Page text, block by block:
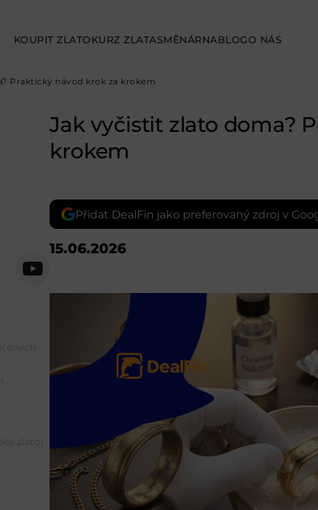
KOUPIT ZLATOKURZ ZLATASMĚNÁRNABLOGO NÁS
Praktický návod krok za krokem
Jak vyčistit zlato doma?
krokem
Přidat DealFin jako preferovaný zdroj v
15.06.2026